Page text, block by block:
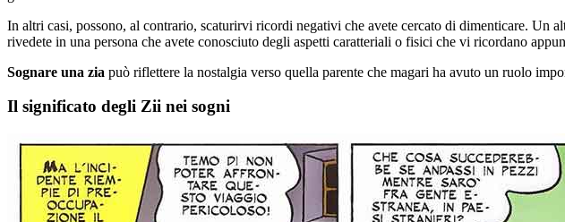
In altri casi, possono, al contrario, scaturirvi ricordi negativi che avete cercato di dimenticare. Un
rivedete in una persona che avete conosciuto degli aspetti caratteriali o fisici che vi ricordano
Sognare una zia può riflettere la nostalgia verso quella parente che magari ha avuto un ruolo
Il significato degli Zii nei sogni